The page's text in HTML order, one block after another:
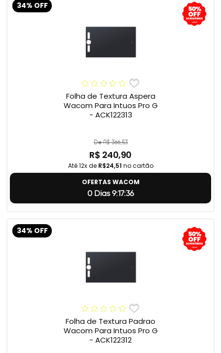
34% OFF
Folha de Textura Aspera
Wacom Para Intuos Pro G
- ACK122313
De R$ 366,53
R$ 240,90
Até 12x de R$24,51 no cartão
OFERTAS WACOM
0 Dias 9:17:35
34% OFF
Folha de Textura Padrao
Wacom Para Intuos Pro G
- ACK122312